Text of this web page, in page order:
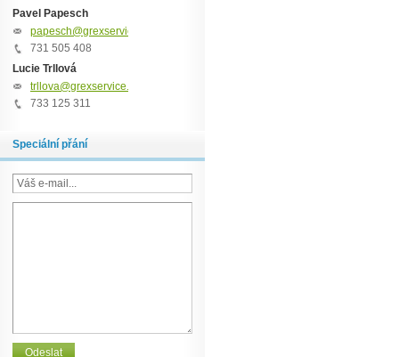
Pavel Papesch
papesch@grexservice.cz
731 505 408
Lucie Trllová
trllova@grexservice.cz
733 125 311
Speciální přání